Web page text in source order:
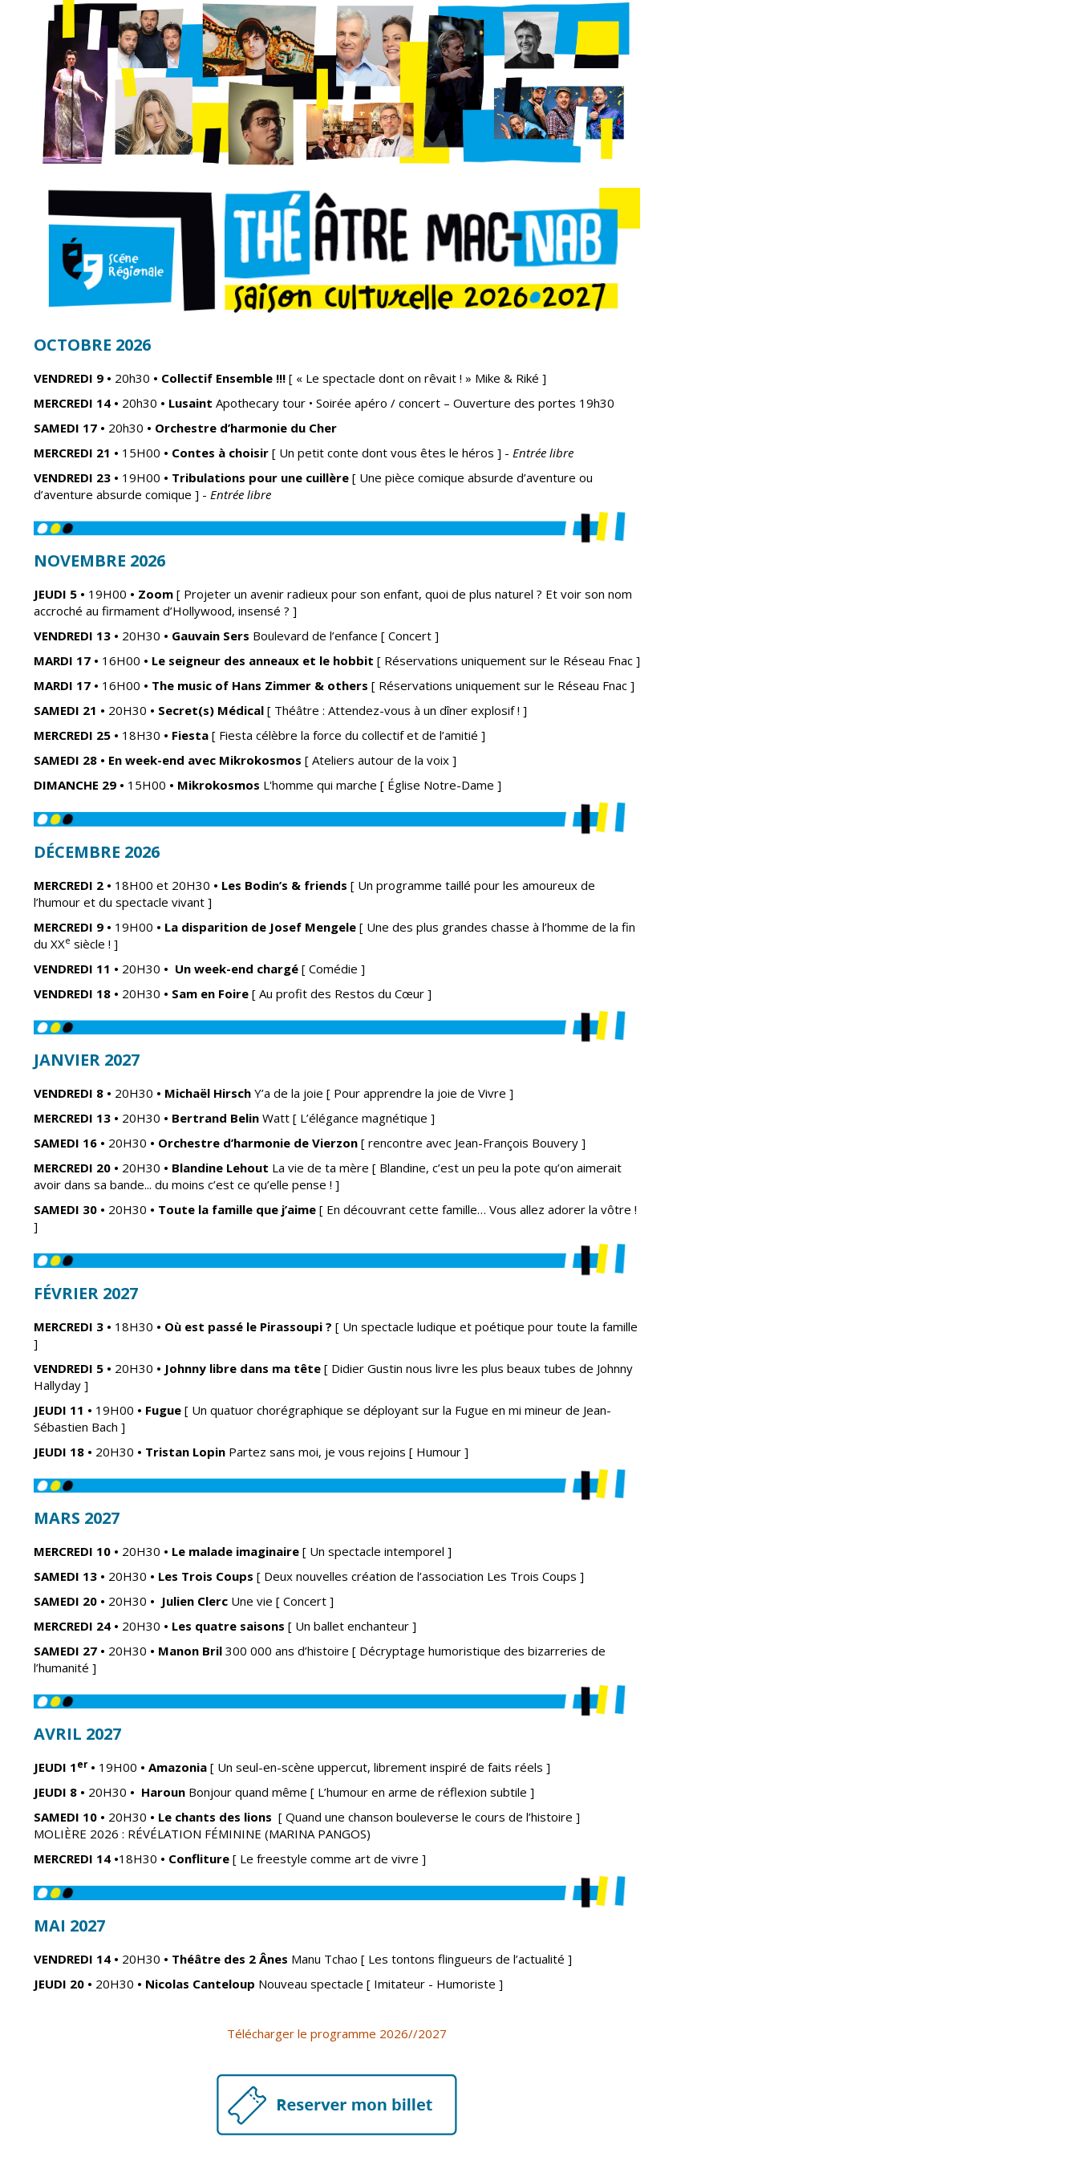
Fil de l'info
Point information
jeunesse
Restauration
municipale
Équipements
sportifs
Associations
associations
Démarches des
associations
OCTOBRE 2026
VENDREDI 9 • 20h30 • Collectif Ensemble !!! [ « Le spectacle dont on rêvait ! » Mike & Riké ]
MERCREDI 14 • 20h30 • Lusaint Apothecary tour • Soirée apéro / concert – Ouverture des portes 19h30
SAMEDI 17 • 20h30 • Orchestre d’harmonie du Cher
MERCREDI 21 • 15H00 • Contes à choisir [ Un petit conte dont vous êtes le héros ] - Entrée libre
VENDREDI 23 • 19H00 • Tribulations pour une cuillère [ Une pièce comique absurde d’aventure ou
d’aventure absurde comique ] - Entrée libre
NOVEMBRE 2026
JEUDI 5 • 19H00 • Zoom [ Projeter un avenir radieux pour son enfant, quoi de plus naturel ? Et voir son nom
accroché au firmament d’Hollywood, insensé ? ]
VENDREDI 13 • 20H30 • Gauvain Sers Boulevard de l’enfance [ Concert ]
MARDI 17 • 16H00 • Le seigneur des anneaux et le hobbit [ Réservations uniquement sur le Réseau Fnac ]
MARDI 17 • 16H00 • The music of Hans Zimmer & others [ Réservations uniquement sur le Réseau Fnac ]
SAMEDI 21 • 20H30 • Secret(s) Médical [ Théâtre : Attendez-vous à un dîner explosif ! ]
MERCREDI 25 • 18H30 • Fiesta [ Fiesta célèbre la force du collectif et de l’amitié ]
SAMEDI 28 • En week-end avec Mikrokosmos [ Ateliers autour de la voix ]
DIMANCHE 29 • 15H00 • Mikrokosmos L'homme qui marche [ Église Notre-Dame ]
DÉCEMBRE 2026
MERCREDI 2 • 18H00 et 20H30 • Les Bodin’s & friends [ Un programme taillé pour les amoureux de
l’humour et du spectacle vivant ]
MERCREDI 9 • 19H00 • La disparition de Josef Mengele [ Une des plus grandes chasse à l’homme de la fin
du XXe siècle ! ]
VENDREDI 11 • 20H30 • Un week-end chargé [ Comédie ]
VENDREDI 18 • 20H30 • Sam en Foire [ Au profit des Restos du Cœur ]
JANVIER 2027
VENDREDI 8 • 20H30 • Michaël Hirsch Y’a de la joie [ Pour apprendre la joie de Vivre ]
MERCREDI 13 • 20H30 • Bertrand Belin Watt [ L’élégance magnétique ]
SAMEDI 16 • 20H30 • Orchestre d’harmonie de Vierzon [ rencontre avec Jean-François Bouvery ]
MERCREDI 20 • 20H30 • Blandine Lehout La vie de ta mère [ Blandine, c’est un peu la pote qu’on aimerait
avoir dans sa bande... du moins c’est ce qu’elle pense ! ]
SAMEDI 30 • 20H30 • Toute la famille que j’aime [ En découvrant cette famille… Vous allez adorer la vôtre !
]
FÉVRIER 2027
MERCREDI 3 • 18H30 • Où est passé le Pirassoupi ? [ Un spectacle ludique et poétique pour toute la famille
]
VENDREDI 5 • 20H30 • Johnny libre dans ma tête [ Didier Gustin nous livre les plus beaux tubes de Johnny
Hallyday ]
JEUDI 11 • 19H00 • Fugue [ Un quatuor chorégraphique se déployant sur la Fugue en mi mineur de Jean-
Sébastien Bach ]
JEUDI 18 • 20H30 • Tristan Lopin Partez sans moi, je vous rejoins [ Humour ]
MARS 2027
MERCREDI 10 • 20H30 • Le malade imaginaire [ Un spectacle intemporel ]
SAMEDI 13 • 20H30 • Les Trois Coups [ Deux nouvelles création de l’association Les Trois Coups ]
SAMEDI 20 • 20H30 • Julien Clerc Une vie [ Concert ]
MERCREDI 24 • 20H30 • Les quatre saisons [ Un ballet enchanteur ]
SAMEDI 27 • 20H30 • Manon Bril 300 000 ans d’histoire [ Décryptage humoristique des bizarreries de
l’humanité ]
AVRIL 2027
JEUDI 1 er • 19H00 • Amazonia [ Un seul-en-scène uppercut, librement inspiré de faits réels ]
JEUDI 8 • 20H30 • Haroun Bonjour quand même [ L’humour en arme de réflexion subtile ]
SAMEDI 10 • 20H30 • Le chants des lions [ Quand une chanson bouleverse le cours de l’histoire ]
MOLIÈRE 2026 : RÉVÉLATION FÉMININE (MARINA PANGOS)
MERCREDI 14 •18H30 • Confliture [ Le freestyle comme art de vivre ]
MAI 2027
VENDREDI 14 • 20H30 • Théâtre des 2 Ânes Manu Tchao [ Les tontons flingueurs de l’actualité ]
JEUDI 20 • 20H30 • Nicolas Canteloup Nouveau spectacle [ Imitateur - Humoriste ]
Télécharger le programme 2026//2027